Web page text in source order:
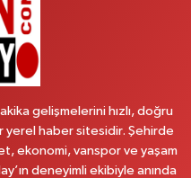
gelişmelerini hızlı, doğru
yerel haber sitesidir. Şehirde
ekonomi, vanspor ve yaşam
deneyimli ekibiyle anında